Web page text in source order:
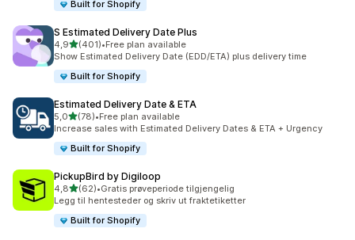
Built for Shopify
S Estimated Delivery Date Plus
4,9av 5 stjerner
(401)
Totalt 401 omtaler
•Free plan available
Show Estimated Delivery Date (EDD/ETA) plus delivery time
Built for Shopify
Estimated Delivery Date & ETA
5,0av 5 stjerner
(78)
Totalt 78 omtaler
•Free plan available
Increase sales with Estimated Delivery Dates & ETA + Urgency
Built for Shopify
PickupBird by Digiloop
4,8av 5 stjerner
(62)
Totalt 62 omtaler
•Gratis prøveperiode tilgjengelig
Legg til hentesteder og skriv ut fraktetiketter
Built for Shopify